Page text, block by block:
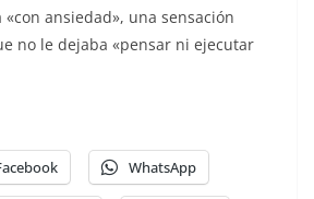
ansiedad», una sensación
no le dejaba «pensar ni ejecutar
WhatsApp